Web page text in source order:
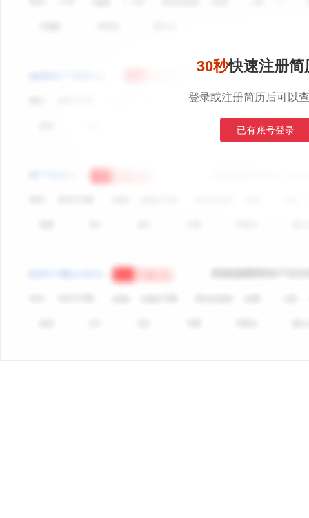
30秒快速注册简
登录或注册简历后可以
已有账号登录